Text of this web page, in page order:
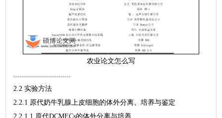
农业论文怎么写
.............................
2.2 实验方法
2.2.1 原代奶牛乳腺上皮细胞的体外分离、培养与鉴定
2.2.1.1 原代DCMECs的体外分离与培养